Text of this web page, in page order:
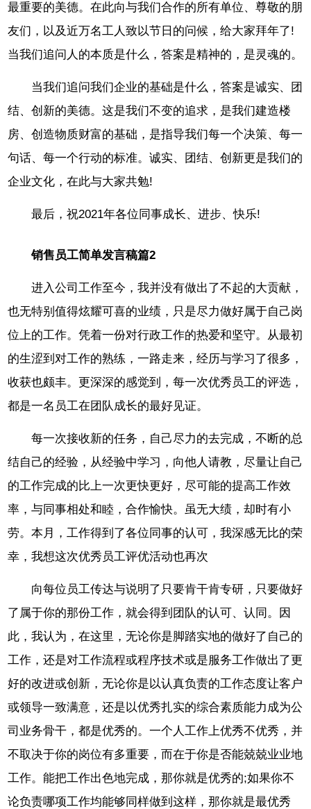
最重要的美德。在此向与我们合作的所有单位、尊敬的朋
友们，以及近万名工人致以节日的问候，给大家拜年了!
当我们追问人的本质是什么，答案是精神的，是灵魂的。
当我们追问我们企业的基础是什么，答案是诚实、团
结、创新的美德。这是我们不变的追求，是我们建造楼
房、创造物质财富的基础，是指导我们每一个决策、每一
句话、每一个行动的标准。诚实、团结、创新更是我们的
企业文化，在此与大家共勉!
最后，祝2021年各位同事成长、进步、快乐!
销售员工简单发言稿篇2
进入公司工作至今，我并没有做出了不起的大贡献，
也无特别值得炫耀可喜的业绩，只是尽力做好属于自己岗
位上的工作。凭着一份对行政工作的热爱和坚守。从最初
的生涩到对工作的熟练，一路走来，经历与学习了很多，
收获也颇丰。更深深的感觉到，每一次优秀员工的评选，
都是一名员工在团队成长的最好见证。
每一次接收新的任务，自己尽力的去完成，不断的总
结自己的经验，从经验中学习，向他人请教，尽量让自己
的工作完成的比上一次更快更好，尽可能的提高工作效
率，与同事相处和睦，合作愉快。虽无大绩，却时有小
劳。本月，工作得到了各位同事的认可，我深感无比的荣
幸，我想这次优秀员工评优活动也再次
向每位员工传达与说明了只要肯干肯专研，只要做好
了属于你的那份工作，就会得到团队的认可、认同。因
此，我认为，在这里，无论你是脚踏实地的做好了自己的
工作，还是对工作流程或程序技术或是服务工作做出了更
好的改进或创新，无论你是以认真负责的工作态度让客户
或领导一致满意，还是以优秀扎实的综合素质能力成为公
司业务骨干，都是优秀的。一个人工作上优秀不优秀，并
不取决于你的岗位有多重要，而在于你是否能兢兢业业地
工作。能把工作出色地完成，那你就是优秀的;如果你不
论负责哪项工作均能够同样做到这样，那你就是最优秀